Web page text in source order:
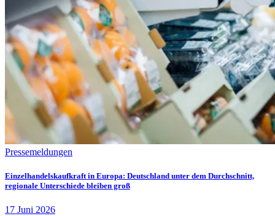
Pressemeldungen
Einzelhandelskaufkraft in Europa: Deutschland unter dem Durchschnitt,
regionale Unterschiede bleiben groß
17 Juni 2026